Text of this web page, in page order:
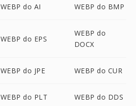
WEBP do AI WEBP do BMP
WEBP do EPS
WEBP do
DOCX
WEBP do JPE WEBP do CUR
WEBP do PLT WEBP do DDS